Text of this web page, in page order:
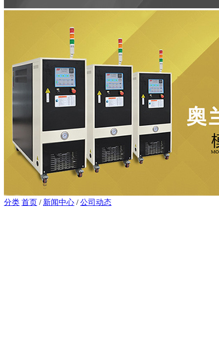
分类 首页 / 新闻中心 /公司动态